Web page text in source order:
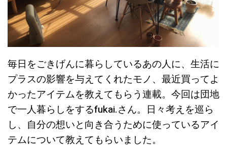
毎日をごきげんに暮らしているあの人に、生活に
プラスの影響を与えてくれたモノ、最近買ってよ
かったアイテムを教えてもらう連載。今回は団地
で一人暮らしをするfukai.さん。日々考えを巡ら
し、自分の想いと向き合うために使っているアイ
テムについて教えてもらいました。